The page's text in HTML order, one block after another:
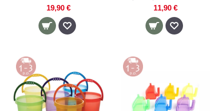
19,90 € 11,90 €